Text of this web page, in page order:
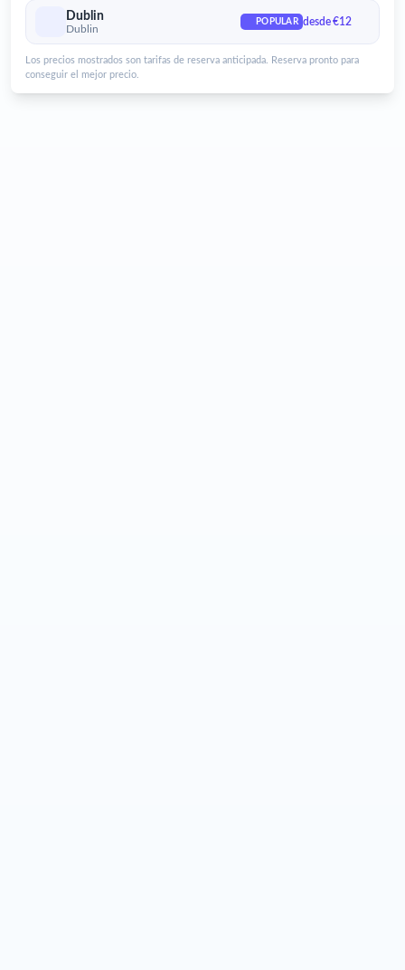
Aeropuerto de Dublin
Dublin
Dublin
POPULAR desde €12
Los precios mostrados son tarifas de reserva anticipada. Reserva pronto para
conseguir el mejor precio.